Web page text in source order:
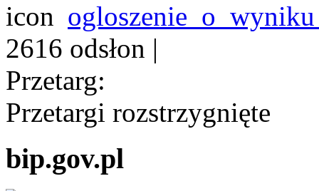
2616 odsłon |
Przetarg:
Przetargi rozstrzygnięte
bip.gov.pl